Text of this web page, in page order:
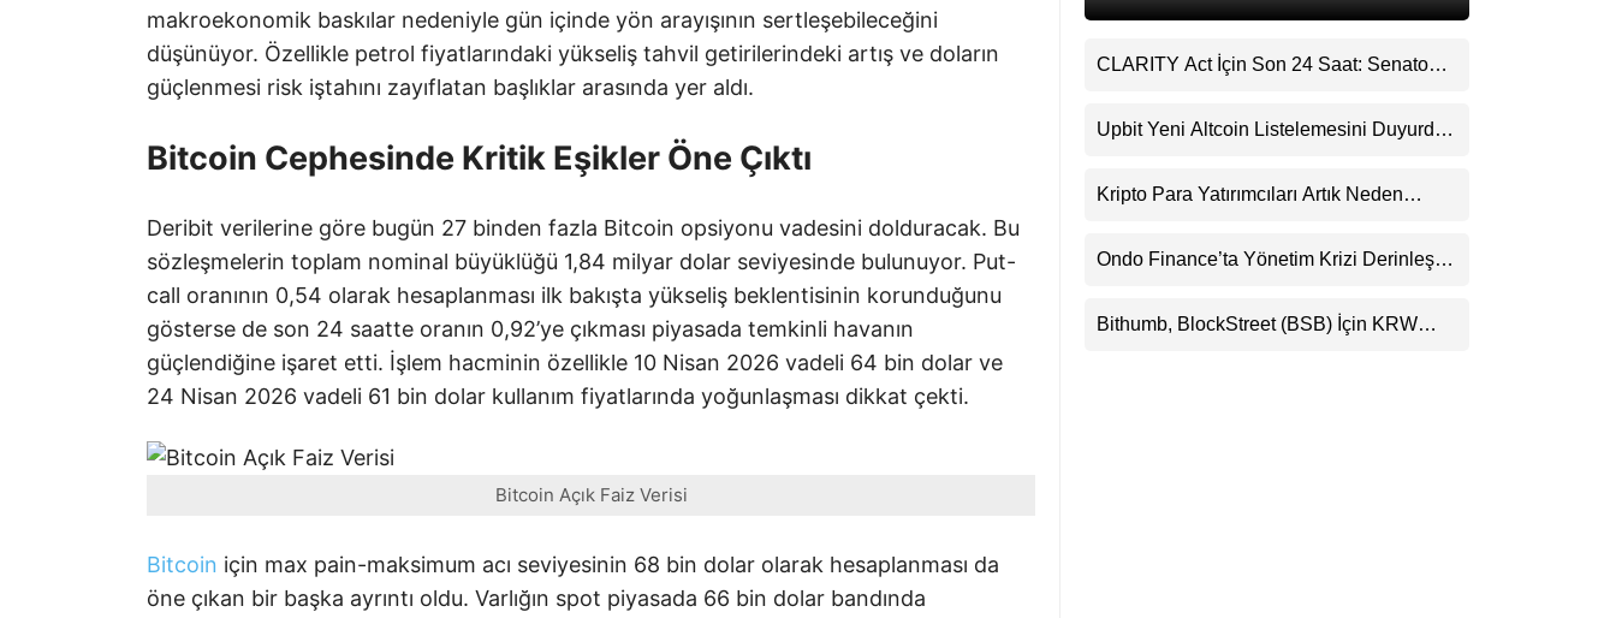
makroekonomik baskılar nedeniyle gün içinde yön arayışının sertleşebileceğini
düşünüyor. Özellikle petrol fiyatlarındaki yükseliş tahvil getirilerindeki artış ve doların
güçlenmesi risk iştahını zayıflatan başlıklar arasında yer aldı.
Bitcoin Cephesinde Kritik Eşikler Öne Çıktı
Deribit verilerine göre bugün 27 binden fazla Bitcoin opsiyonu vadesini dolduracak. Bu
sözleşmelerin toplam nominal büyüklüğü 1,84 milyar dolar seviyesinde bulunuyor. Put-
call oranının 0,54 olarak hesaplanması ilk bakışta yükseliş beklentisinin korunduğunu
gösterse de son 24 saatte oranın 0,92’ye çıkması piyasada temkinli havanın
güçlendiğine işaret etti. İşlem hacminin özellikle 10 Nisan 2026 vadeli 64 bin dolar ve
24 Nisan 2026 vadeli 61 bin dolar kullanım fiyatlarında yoğunlaşması dikkat çekti.
Bitcoin Açık Faiz Verisi
Bitcoin için max pain-maksimum acı seviyesinin 68 bin dolar olarak hesaplanması da
öne çıkan bir başka ayrıntı oldu. Varlığın spot piyasada 66 bin dolar bandında
CLARITY Act İçin Son 24 Saat: Senato
Beklentisini Bozabilir
Upbit Yeni Altcoin Listelemesini Duyurdu:
Görecek
Kripto Para Yatırımcıları Artık Neden
Ondo Finance’ta Yönetim Krizi Derinleşti:
Kontrolü Mahkemeye Taşındı
Bithumb, BlockStreet (BSB) İçin KRW